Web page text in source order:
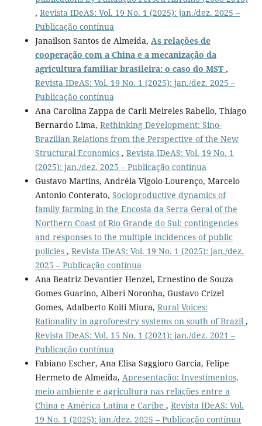
, Revista IDeAS: Vol. 19 No. 1 (2025): jan./dez. 2025 –
Publicação contínua
Janailson Santos de Almeida, As relações de
cooperação com a China e a mecanização da
agricultura familiar brasileira: o caso do MST ,
Revista IDeAS: Vol. 19 No. 1 (2025): jan./dez. 2025 –
Publicação contínua
Ana Carolina Zappa de Carli Meireles Rabello, Thiago
Bernardo Lima, Rethinking Development: Sino-
Brazilian Relations from the Perspective of the New
Structural Economics , Revista IDeAS: Vol. 19 No. 1
(2025): jan./dez. 2025 – Publicação contínua
Gustavo Martins, Andréia Vigolo Lourenço, Marcelo
Antonio Conterato, Socioproductive dynamics of
family farming in the Encosta da Serra Geral of the
Northern Coast of Rio Grande do Sul: contingencies
and responses to the multiple incidences of public
policies , Revista IDeAS: Vol. 19 No. 1 (2025): jan./dez.
2025 – Publicação contínua
Ana Beatriz Devantier Henzel, Ernestino de Souza
Gomes Guarino, Alberi Noronha, Gustavo Crizel
Gomes, Adalberto Koiti Miura, Rural Voices:
Rationality in agroforestry systems on south of Brazil ,
Revista IDeAS: Vol. 15 No. 1 (2021): jan./dez. 2021 –
Publicação contínua
Fabiano Escher, Ana Elisa Saggioro Garcia, Felipe
Hermeto de Almeida, Apresentação: Investimentos,
meio ambiente e agricultura nas relações entre a
China e América Latina e Caribe , Revista IDeAS: Vol.
19 No. 1 (2025): jan./dez. 2025 – Publicação contínua